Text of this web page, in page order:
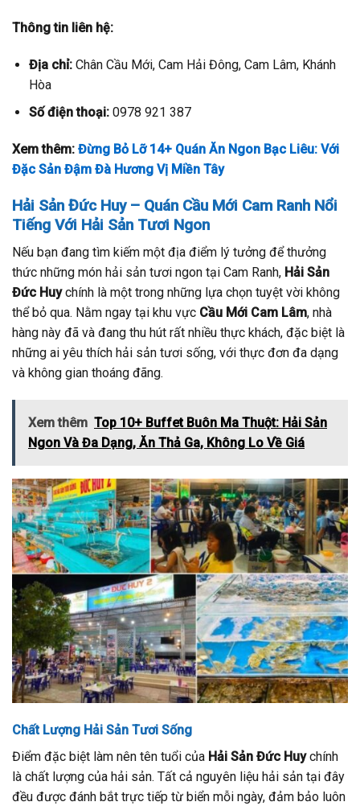
Thông tin liên hệ:
Địa chỉ:Chân Cầu Mới, Cam Hải Đông, Cam Lâm, Khánh
Hòa
Số điện thoại:0978 921 387
Xem thêm: Đừng Bỏ Lỡ 14+ Quán Ăn Ngon Bạc Liêu: Với
Đặc Sản Đậm Đà Hương Vị Miền Tây
Hải Sản Đức Huy – Quán Cầu Mới Cam Ranh Nổi
Tiếng Với Hải Sản Tươi Ngon
Nếu bạn đang tìm kiếm một địa điểm lý tưởng để thưởng
thức những món hải sản tươi ngon tại Cam Ranh, Hải Sản
Đức Huychính là một trong những lựa chọn tuyệt vời không
thể bỏ qua. Nằm ngay tại khu vực Cầu Mới Cam Lâm, nhà
hàng này đã và đang thu hút rất nhiều thực khách, đặc biệt là
những ai yêu thích hải sản tươi sống, với thực đơn đa dạng
và không gian thoáng đãng.
Xem thêm Top 10+ Buffet Buôn Ma Thuột: Hải Sản
Ngon Và Đa Dạng, Ăn Thả Ga, Không Lo Về Giá
Chất Lượng Hải Sản Tươi Sống
Điểm đặc biệt làm nên tên tuổi của Hải Sản Đức Huychính
là chất lượng của hải sản. Tất cả nguyên liệu hải sản tại đây
đều được đánh bắt trực tiếp từ biển mỗi ngày, đảm bảo luôn